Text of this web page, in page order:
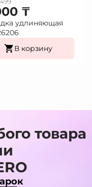
₸
удлиняющая
В корзину
товара